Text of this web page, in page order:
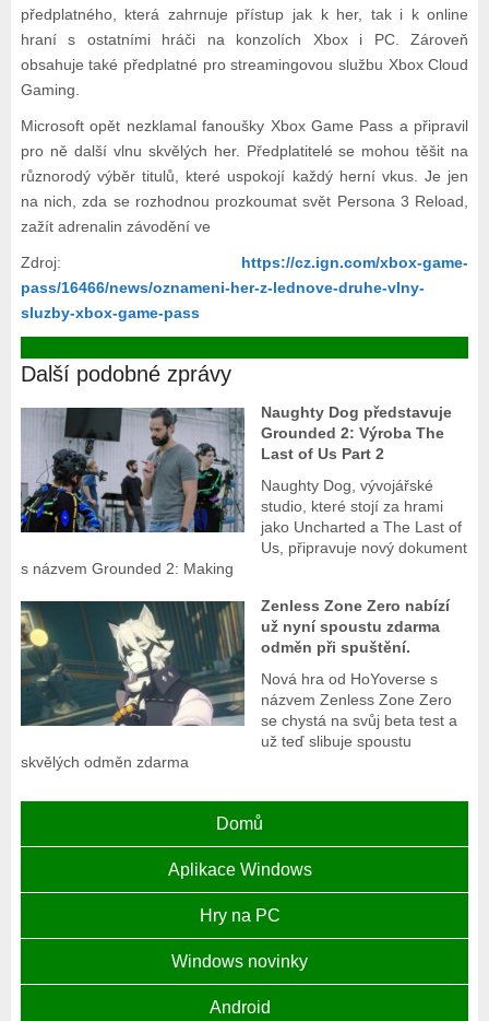
předplatného, která zahrnuje přístup jak k her, tak i k online
hraní s ostatními hráči na konzolích Xbox i PC. Zároveň
obsahuje také předplatné pro streamingovou službu Xbox Cloud
Gaming.
Microsoft opět nezklamal fanoušky Xbox Game Pass a připravil
pro ně další vlnu skvělých her. Předplatitelé se mohou těšit na
různorodý výběr titulů, které uspokojí každý herní vkus. Je jen
na nich, zda se rozhodnou prozkoumat svět Persona 3 Reload,
zažít adrenalin závodění ve
Zdroj: https://cz.ign.com/xbox-game-
pass/16466/news/oznameni-her-z-lednove-druhe-vlny-
sluzby-xbox-game-pass
Další podobné zprávy
Naughty Dog představuje
Grounded 2: Výroba The
Last of Us Part 2
Naughty Dog, vývojářské
studio, které stojí za hrami
jako Uncharted a The Last of
Us, připravuje nový dokument
s názvem Grounded 2: Making
Zenless Zone Zero nabízí
už nyní spoustu zdarma
odměn při spuštění.
Nová hra od HoYoverse s
názvem Zenless Zone Zero
se chystá na svůj beta test a
už teď slibuje spoustu
skvělých odměn zdarma
Domů
Aplikace Windows
Hry na PC
Windows novinky
Android